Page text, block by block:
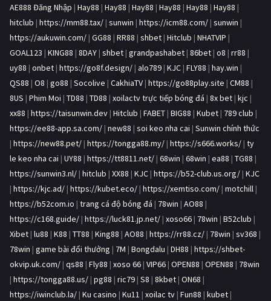
AE888 Đăng Nhập | Hay88 | Hay88 | Hay88 | Hay88 | Hay88 | Hay88 |
hitclub | https://mm88.tax/ | sunwin | https://icm88.com/ | sunwin |
https://aukuwin.com/ | GG88 | RR88 | shbet | Hitclub | NHATVIP |
GOAL123 | KING88 | 8DAY | shbet | grandpashabet | 86bet | o8 | rr88 |
uy88 | onbet | https://go8f.design/ | alo789 | KJC | FLY88 | hay.win |
QS88 | O8 | go88 | Socolive | CakhiaTV | https://go88play.site | CM88 |
8US | Phim Moi | TD88 | TD88 | xoilactv trực tiếp bóng đá | 8x bet | kjc |
xx88 | https://taisunwin.dev | Hitclub | FABET | BIG88 | Kubet | 789 club |
https://ee88-app.sa.com/ | new88 | soi keo nha cai | Sunwin chính thức
| https://new88.pet/ | https://tongga88.my/ | https://s666.works/ | ty
le keo nha cai | UY88 | https://tt8811.net/ | 68win | 68win | ea88 | TG88 |
https://sunwin3.nl/ | hitclub | XX88 | KJC | https://b52-club.us.org/ | KJC
| https://kjc.ad/ | https://kubet.eco/ | https://xemtiso.com/ | motchill |
https://b52com.io | trang cá độ bóng đá | 78win | AO88 |
https://c168.guide/ | https://luck81.jp.net/ | xoso66 | 78win | B52club |
Xibet | lu88 | K88 | TT88 | King88 | AO88 | https://rr88.cz/ | 78win | sv368 |
78win | game bài đổi thưởng | 7M | Bongdalu | DH88 | https://shbet-
okvip.uk.com/ | qs88 | Fly88 | xoso 66 | VIP66 | OPEN88 | OPEN88 | 78win
| https://tongga88.us/ | pg88 | ric79 | S8 | 8kbet | ON68 |
https://iwinclub.la/ | Ku casino | Ku11 | xoilac tv | Fun88 | kubet |